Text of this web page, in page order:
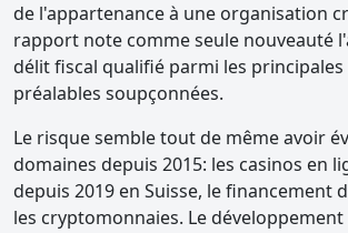
de l'appartenance à une organisation
rapport note comme seule nouveauté
délit fiscal qualifié parmi les
préalables soupçonnées.
Le risque semble tout de même avoir
domaines depuis 2015: les casinos en
depuis 2019 en Suisse, le financement
les cryptomonnaies. Le